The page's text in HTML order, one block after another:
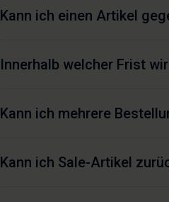
Kann ich einen Artikel
Innerhalb welcher Frist
Kann ich mehrere
Kann ich Sale-Artikel